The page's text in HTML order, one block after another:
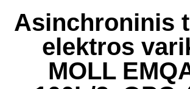
Asinchroninis
elektros
MOLL